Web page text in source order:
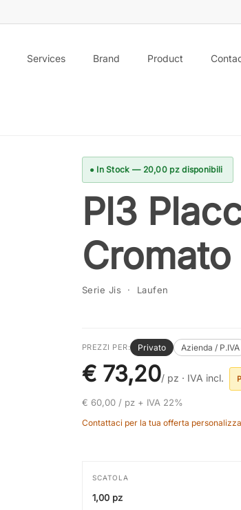
Services Brand Product
● In Stock — 20,00 pz disponibili
Pl3
Serie Jis · Laufen
PREZZI PER: Privato Azienda / P.IVA
€ 73,20/ pz · IVA incl.
€ 60,00 / pz + IVA 22%
Contattaci per la tua offerta
SCATOLA
1,00 pz